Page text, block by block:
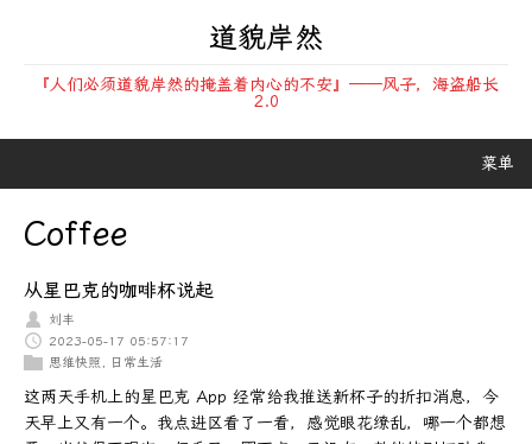
道貌岸然
『人们必须道貌岸然的掩盖着内心的不安』——风子，海盗船长
2.0
菜单
Coffee
从星巴克的咖啡杯说起
刘丰
2023-05-17 05:57:17
思维快照 , 日常生活
这两天手机上的星巴克 App 经常给我推送新杯子的折扣消息，今
天早上又有一个。我点进区看了一看，感觉眼花缭乱，哪一个都想